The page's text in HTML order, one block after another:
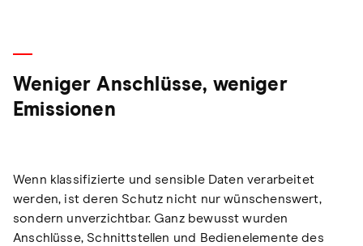
Weniger Anschlüsse, weniger
Emissionen
Wenn klassifizierte und sensible Daten verarbeitet
werden, ist deren Schutz nicht nur wünschenswert,
sondern unverzichtbar. Ganz bewusst wurden
Anschlüsse, Schnittstellen und Bedienelemente des